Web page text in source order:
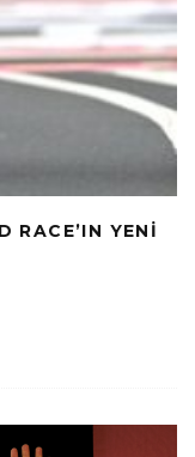
RACE’IN YENI